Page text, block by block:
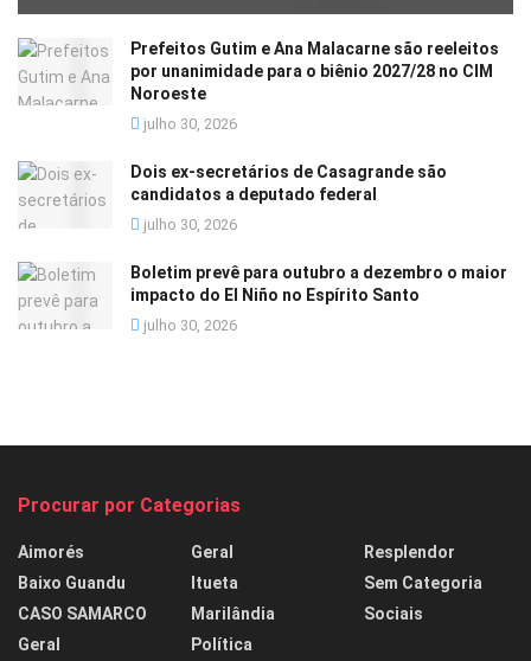
Prefeitos Gutim e Ana Malacarne são reeleitos
por unanimidade para o biênio 2027/28 no CIM
Noroeste
julho 30, 2026
Dois ex-secretários de Casagrande são
candidatos a deputado federal
julho 30, 2026
Boletim prevê para outubro a dezembro o maior
impacto do El Niño no Espírito Santo
julho 30, 2026
Procurar por Categorias
Aimorés
Baixo Guandu
CASO SAMARCO
Geral
Geral
Itueta
Marilândia
Política
Resplendor
Sem Categoria
Sociais